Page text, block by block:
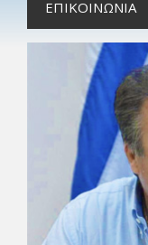
ΕΠΙΚΟΙΝΩΝΊΑ